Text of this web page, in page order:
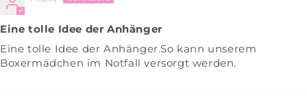
Eine tolle Idee der Anhänger
Eine tolle Idee der Anhänger.So kann unserem
Boxermädchen im Notfall versorgt werden.